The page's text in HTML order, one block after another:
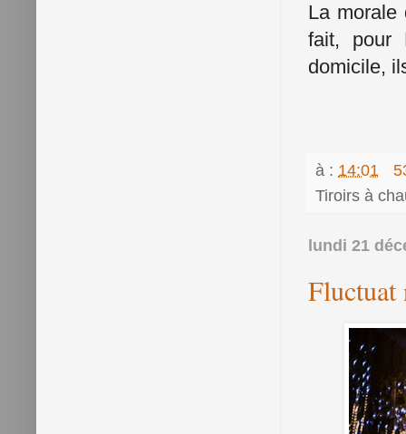
La morale
fait, pour
domicile,
à : 14:01
Tiroirs à
lundi 21
Fluctuat